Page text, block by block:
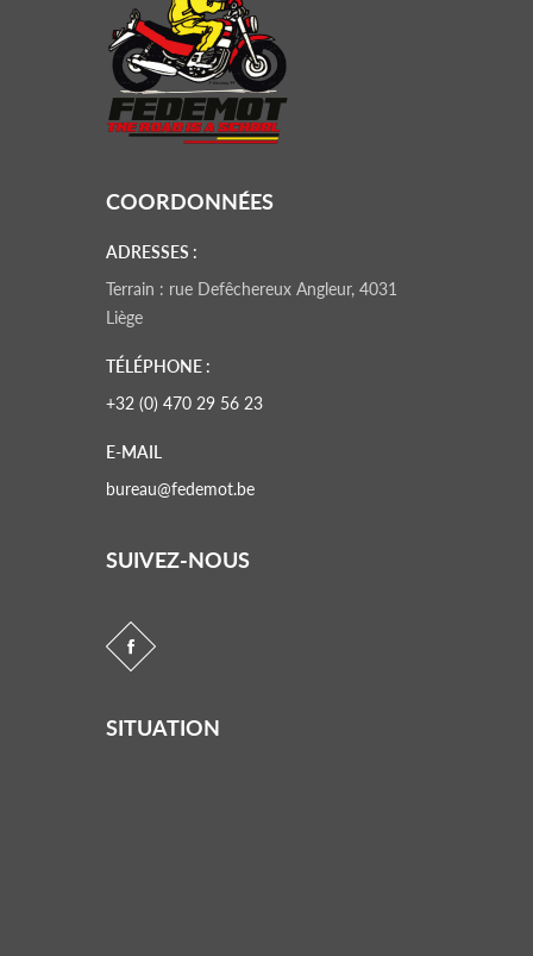
COORDONNÉES
ADRESSES :
Terrain : rue Defêchereux Angleur, 4031
Liège
TÉLÉPHONE :
+32 (0) 470 29 56 23
E-MAIL
bureau@fedemot.be
SUIVEZ-NOUS
SITUATION